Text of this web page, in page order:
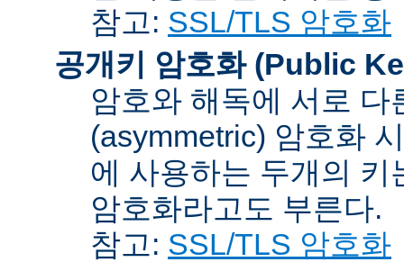
참고: SSL/TLS 암호화
공개키 암호화 (Public
암호와 해독에 서로
(asymmetric) 암호화
에 사용하는 두개의
암호화라고도 부른다.
참고: SSL/TLS 암호화